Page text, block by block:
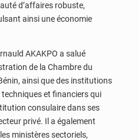
d’affaires robuste,
ainsi une économie
AKAKPO a salué
de la Chambre du
ainsi que des institutions
et financiers qui
consulaire dans ses
privé. Il a également
ministères sectoriels,